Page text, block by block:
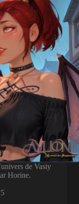
de Vasiy
Horine.